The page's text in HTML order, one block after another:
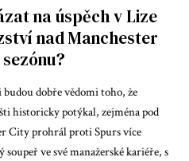
na úspěch v Lize
nad Manchester
dobře vědomi toho, že
historicky potýkal, zejména pod
City prohrál proti Spurs více
ve své manažerské kariéře, s